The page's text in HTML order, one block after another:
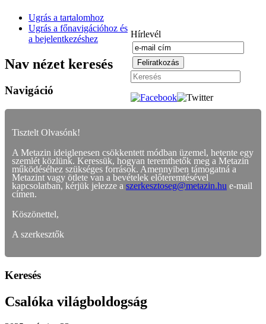
Hírlevél
Ugrás a tartalomhoz
Ugrás a főnavigációhoz és
a bejelentkezéshez
Nav nézet keresés
Navigáció
Tisztelt Olvasónk!
A Metazin ideiglenesen csökkentett módban üzemel, hetente egy
szemlét közlünk. Keressük, hogyan teremthetők meg a Metazin
működéséhez szükséges források. Amennyiben támogatná a
Metazint vagy ötlete van a bevételek előteremtésével
kapcsolatban, kérjük jelezze a szerkesztoseg@metazin.hu e-mail
címen.
Köszönettel,
A szerkesztők
Keresés
Csalóka világboldogság